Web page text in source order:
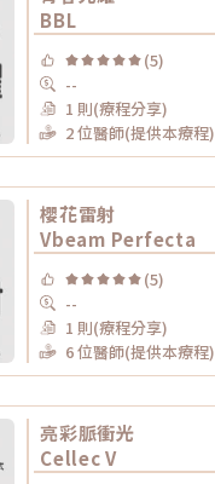
BBL
(5)
--
1 則(療程分享)
2 位醫師(提供本療程)
櫻花雷射
Vbeam Perfecta
(5)
--
1 則(療程分享)
6 位醫師(提供本療程)
亮彩脈衝光
Cellec V